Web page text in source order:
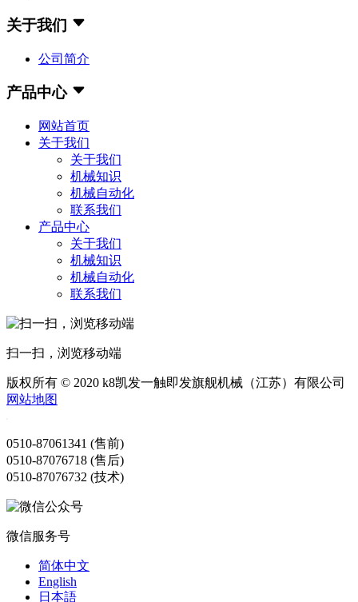
关于我们
公司简介
产品中心
网站首页
关于我们
关于我们
机械知识
机械自动化
联系我们
产品中心
关于我们
机械知识
机械自动化
联系我们
扫一扫，浏览移动端
版权所有 © 2020 k8凯发一触即发旗舰机械（江苏）有限公司
网站地图
0510-87061341 (售前)
0510-87076718 (售后)
0510-87076732 (技术)
微信服务号
简体中文
English
日本語